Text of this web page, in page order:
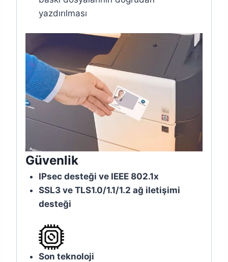
yazdırılması
Güvenlik
IPsec desteği ve IEEE 802.1x
SSL3 ve TLS1.0/1.1/1.2 ağ iletişimi
desteği
Son teknoloji